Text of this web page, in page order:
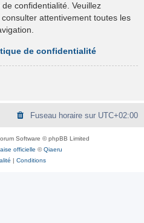
confidentialité. Veuillez
attentivement toutes les
de confidentialité
Fuseau horaire sur UTC+02:00
Software © phpBB Limited
officielle ©Qiaeru
| Conditions